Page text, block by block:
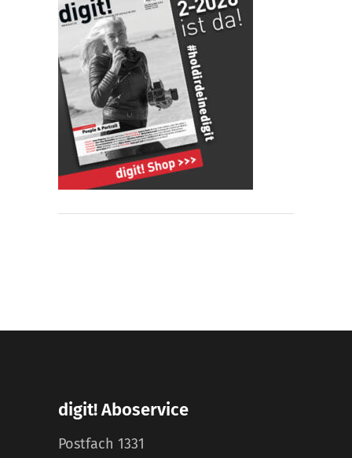
digit! Aboservice
Postfach 1331